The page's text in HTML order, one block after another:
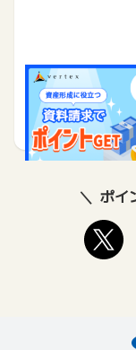
※先着ボーナス経
X還元中※ベルテッ
料請求
4,000
ポイ